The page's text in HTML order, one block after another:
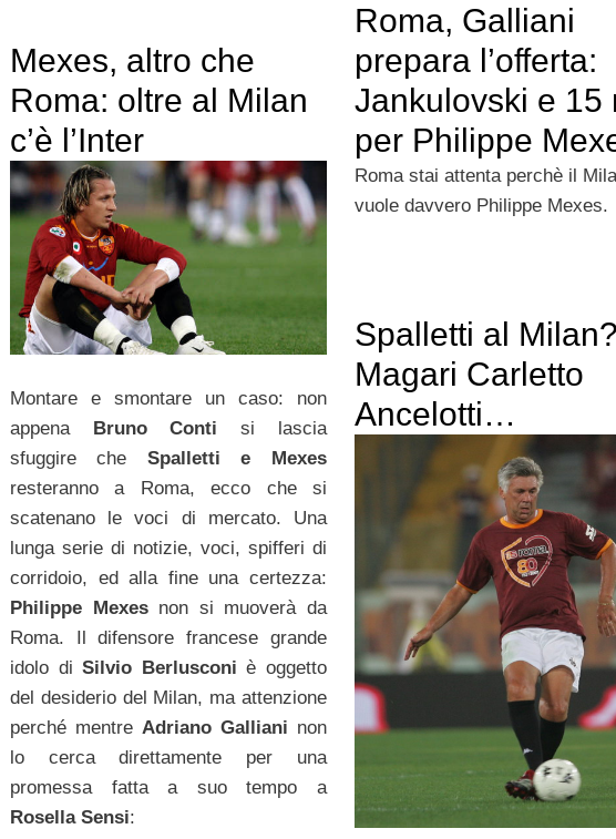
Roma, Galliani
prepara l’offerta:
Jankulovski e 15
per Philippe
Roma stai attenta perchè il
vuole davvero Philippe Mexes.
Mexes, altro che
Roma: oltre al Milan
c’è l’Inter
Montare e smontare un caso: non
appena Bruno Contisi lascia
sfuggire che Spalletti e Mexes
resteranno a Roma, ecco che si
scatenano le voci di mercato. Una
lunga serie di notizie, voci, spifferi di
corridoio, ed alla fine una certezza:
Philippe Mexesnon si muoverà da
Roma. Il difensore francese grande
idolo di Silvio Berlusconiè oggetto
del desiderio del Milan, ma attenzione
perché mentre Adriano Galliani non
lo cerca direttamente per una
promessa fatta a suo tempo a
Rosella Sensi:
Spalletti al Milan?
Magari Carletto
Ancelotti…